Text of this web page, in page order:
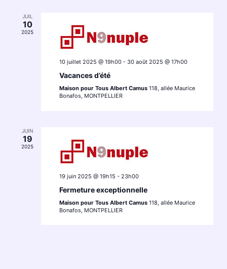
JUIL
10
2025
10 juillet 2025 @ 19h00- 30 août 2025 @ 17h00
Vacances d’été
Maison pour Tous Albert Camus 118, allée Maurice
Bonafos, MONTPELLIER
JUIN
19
2025
19 juin 2025 @ 19h15 - 23h00
Fermeture exceptionnelle
Maison pour Tous Albert Camus 118, allée Maurice
Bonafos, MONTPELLIER